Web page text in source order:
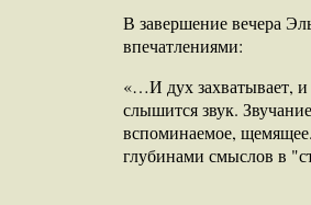
В завершение вечера
впечатлениями:
«…И дух захватывает, и
слышится звук.
вспоминаемое,
глубинами смыслов в